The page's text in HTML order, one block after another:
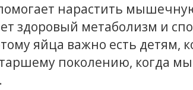
нарастить
здоровый метаболизм и
яйца важно есть детям,
поколению, когда